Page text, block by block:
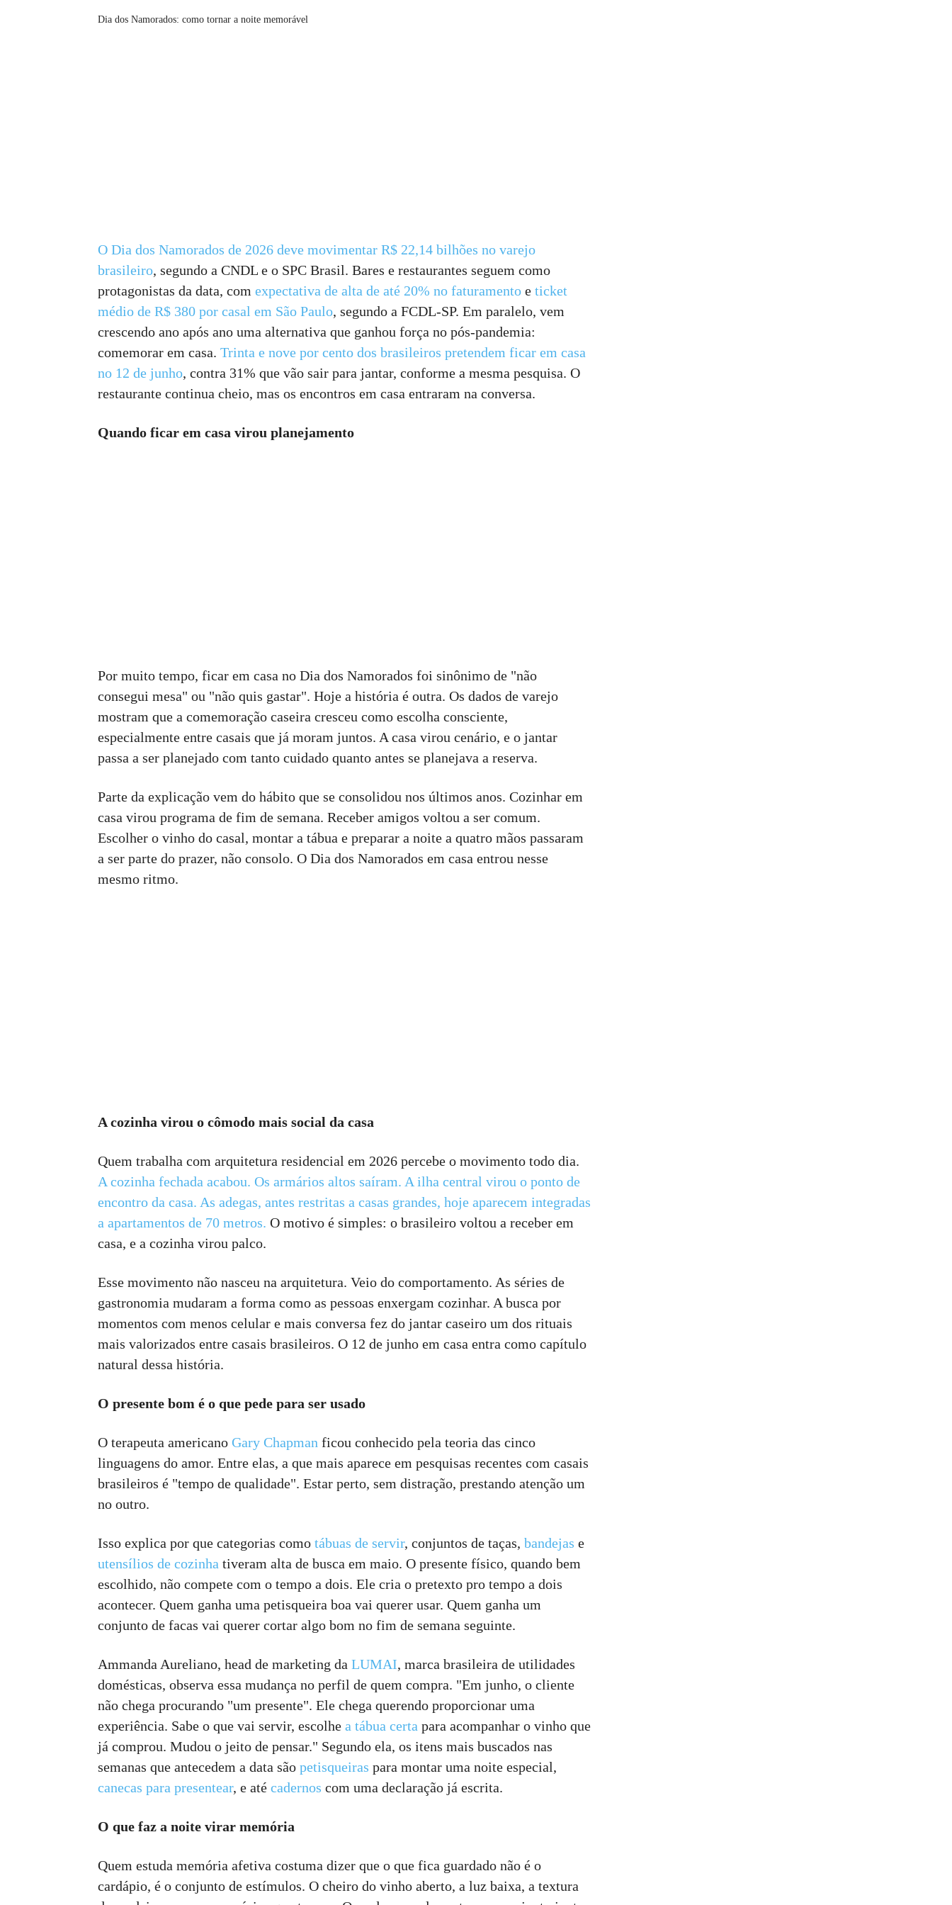
Dia dos Namorados: como tornar a noite memorável
O Dia dos Namorados de 2026 deve movimentar R$ 22,14 bilhões no varejo
brasileiro, segundo a CNDL e o SPC Brasil. Bares e restaurantes seguem como
protagonistas da data, com expectativa de alta de até 20% no faturamento e ticket
médio de R$ 380 por casal em São Paulo, segundo a FCDL-SP. Em paralelo, vem
crescendo ano após ano uma alternativa que ganhou força no pós-pandemia:
comemorar em casa. Trinta e nove por cento dos brasileiros pretendem ficar em casa
no 12 de junho, contra 31% que vão sair para jantar, conforme a mesma pesquisa. O
restaurante continua cheio, mas os encontros em casa entraram na conversa.
Quando ficar em casa virou planejamento
Por muito tempo, ficar em casa no Dia dos Namorados foi sinônimo de "não
consegui mesa" ou "não quis gastar". Hoje a história é outra. Os dados de varejo
mostram que a comemoração caseira cresceu como escolha consciente,
especialmente entre casais que já moram juntos. A casa virou cenário, e o jantar
passa a ser planejado com tanto cuidado quanto antes se planejava a reserva.
Parte da explicação vem do hábito que se consolidou nos últimos anos. Cozinhar em
casa virou programa de fim de semana. Receber amigos voltou a ser comum.
Escolher o vinho do casal, montar a tábua e preparar a noite a quatro mãos passaram
a ser parte do prazer, não consolo. O Dia dos Namorados em casa entrou nesse
mesmo ritmo.
A cozinha virou o cômodo mais social da casa
Quem trabalha com arquitetura residencial em 2026 percebe o movimento todo dia.
A cozinha fechada acabou. Os armários altos saíram. A ilha central virou o ponto de
encontro da casa. As adegas, antes restritas a casas grandes, hoje aparecem integradas
a apartamentos de 70 metros. O motivo é simples: o brasileiro voltou a receber em
casa, e a cozinha virou palco.
Esse movimento não nasceu na arquitetura. Veio do comportamento. As séries de
gastronomia mudaram a forma como as pessoas enxergam cozinhar. A busca por
momentos com menos celular e mais conversa fez do jantar caseiro um dos rituais
mais valorizados entre casais brasileiros. O 12 de junho em casa entra como capítulo
natural dessa história.
O presente bom é o que pede para ser usado
O terapeuta americano Gary Chapman ficou conhecido pela teoria das cinco
linguagens do amor. Entre elas, a que mais aparece em pesquisas recentes com casais
brasileiros é "tempo de qualidade". Estar perto, sem distração, prestando atenção um
no outro.
Isso explica por que categorias como tábuas de servir, conjuntos de taças, bandejas e
utensílios de cozinha tiveram alta de busca em maio. O presente físico, quando bem
escolhido, não compete com o tempo a dois. Ele cria o pretexto pro tempo a dois
acontecer. Quem ganha uma petisqueira boa vai querer usar. Quem ganha um
conjunto de facas vai querer cortar algo bom no fim de semana seguinte.
Ammanda Aureliano, head de marketing da LUMAI, marca brasileira de utilidades
domésticas, observa essa mudança no perfil de quem compra. "Em junho, o cliente
não chega procurando "um presente". Ele chega querendo proporcionar uma
experiência. Sabe o que vai servir, escolhe a tábua certa para acompanhar o vinho que
já comprou. Mudou o jeito de pensar." Segundo ela, os itens mais buscados nas
semanas que antecedem a data são petisqueiras para montar uma noite especial,
canecas para presentear, e até cadernos com uma declaração já escrita.
O que faz a noite virar memória
Quem estuda memória afetiva costuma dizer que o que fica guardado não é o
cardápio, é o conjunto de estímulos. O cheiro do vinho aberto, a luz baixa, a textura